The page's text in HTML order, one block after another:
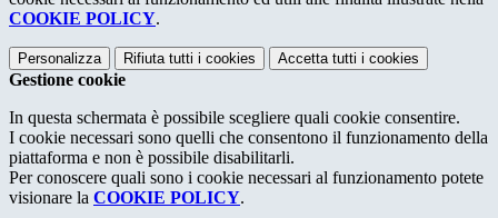
COOKIE POLICY.
Personalizza Rifiuta tutti i cookies Accetta tutti i cookies
Gestione cookie
In questa schermata è possibile scegliere quali cookie consentire.
I cookie necessari sono quelli che consentono il funzionamento della
piattaforma e non è possibile disabilitarli.
Per conoscere quali sono i cookie necessari al funzionamento potete
visionare la COOKIE POLICY.